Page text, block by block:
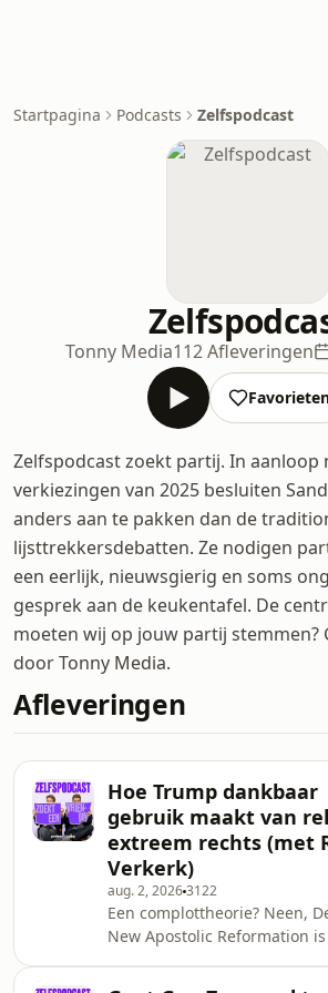
Startpagina Podcasts Zelfspodcast
Tonny Media112 Afleveringen
Zelfspodcast zoekt partij. In aanloop
verkiezingen van 2025 besluiten
anders aan te pakken dan de
lijsttrekkersdebatten. Ze nodigen
een eerlijk, nieuwsgierig en soms
gesprek aan de keukentafel. De
moeten wij op jouw partij stemmen?
door Tonny Media.
Afleveringen
Hoe Trump dankbaar
gebruik maakt van
extreem rechts (met
Verkerk)
aug. 2, 20263122
Een complottheorie? Neen,
New Apostolic Reformation